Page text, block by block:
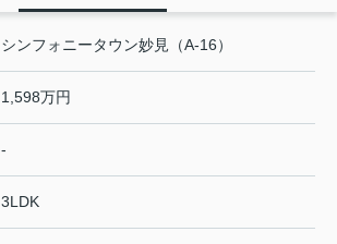
シンフォニータウン妙見（A-16）
1,598万円
-
3LDK